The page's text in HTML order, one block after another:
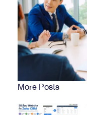
More Posts